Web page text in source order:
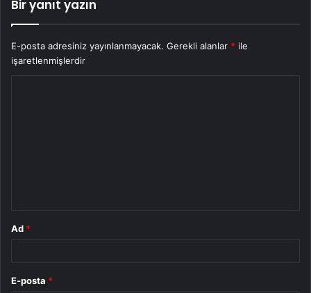
Bir yanıt yazın
E-posta adresiniz yayınlanmayacak. Gerekli alanlar * ile
işaretlenmişlerdir
Ad *
E-posta *